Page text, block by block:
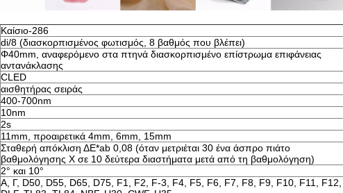
Καίσιο-286
di/8 (διασκορπισμένος φωτισμός, 8 βαθμός που βλέπει)
Φ40mm, αναφερόμενο στα πτηνά διασκορπισμένο επίστρωμα επιφάνειας
αντανάκλασης
CLED
αισθητήρας σειράς
400-700nm
10nm
2s
11mm, προαιρετικά 4mm, 6mm, 15mm
Σταθερή απόκλιση ΔE*ab 0,08 (όταν μετριέται 30 ένα άσπρο πιάτο
βαθμολόγησης Χ σε 10 δεύτερα διαστήματα μετά από τη βαθμολόγηση)
2° και 10°
Α, Γ, D50, D55, D65, D75, F1, F2, F-3, F4, F5, F6, F7, F8, F9, F10, F11, F12,